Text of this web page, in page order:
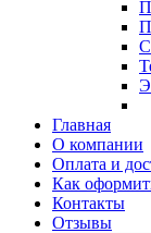
Главная
О компании
Оплата и
Как
Контакты
Отзывы